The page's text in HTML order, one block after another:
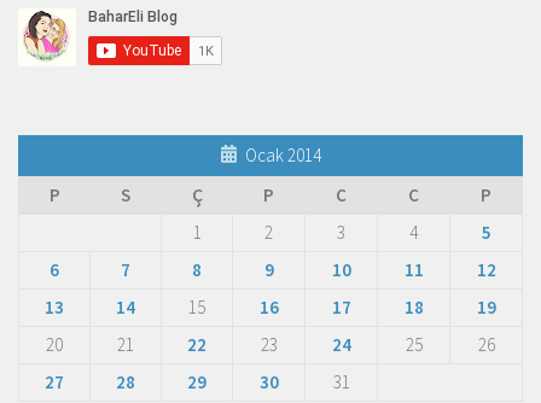
Ocak 2014
P
S Ç P C C
P
1
2 3 4
5
6
7 8 9 10 11
12
13
14 15 16 17 18
19
20
21 22 23 24 25
26
27
28 29 30
31